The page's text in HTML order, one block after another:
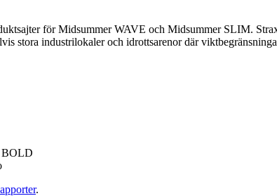
för Midsummer WAVE och Midsummer SLIM.
stora industrilokaler och idrottsarenor där
BOLD
.